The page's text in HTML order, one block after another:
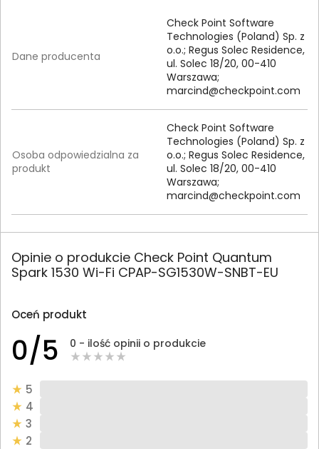
Dane producenta
Check Point Software
Technologies (Poland) Sp. z
o.o.; Regus Solec Residence,
ul. Solec 18/20, 00-410
Warszawa;
marcind@checkpoint.com
Osoba odpowiedzialna za
produkt
Check Point Software
Technologies (Poland) Sp. z
o.o.; Regus Solec Residence,
ul. Solec 18/20, 00-410
Warszawa;
marcind@checkpoint.com
Opinie o produkcie Check Point Quantum
Spark 1530 Wi-Fi CPAP-SG1530W-SNBT-EU
Oceń produkt
0/5 0 - ilość opinii o produkcie
5
4
3
2